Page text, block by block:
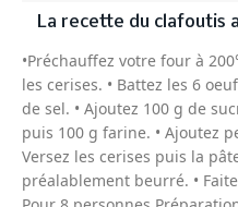
La recette du clafoutis
•Préchauffez votre four à
les cerises. • Battez les 6
de sel. • Ajoutez 100 g de
puis 100 g farine. • Ajoutez
Versez les cerises puis la
préalablement beurré. •